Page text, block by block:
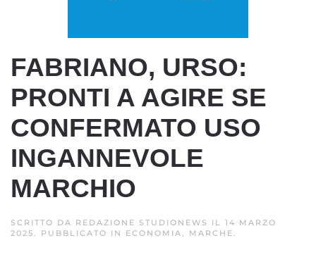
FABRIANO, URSO:
PRONTI A AGIRE SE
CONFERMATO USO
INGANNEVOLE
MARCHIO
SCRITTO DA REDAZIONE STUDIONEWS IL 14 MARZO
2025. PUBBLICATO IN ECONOMIA, MARCHE.